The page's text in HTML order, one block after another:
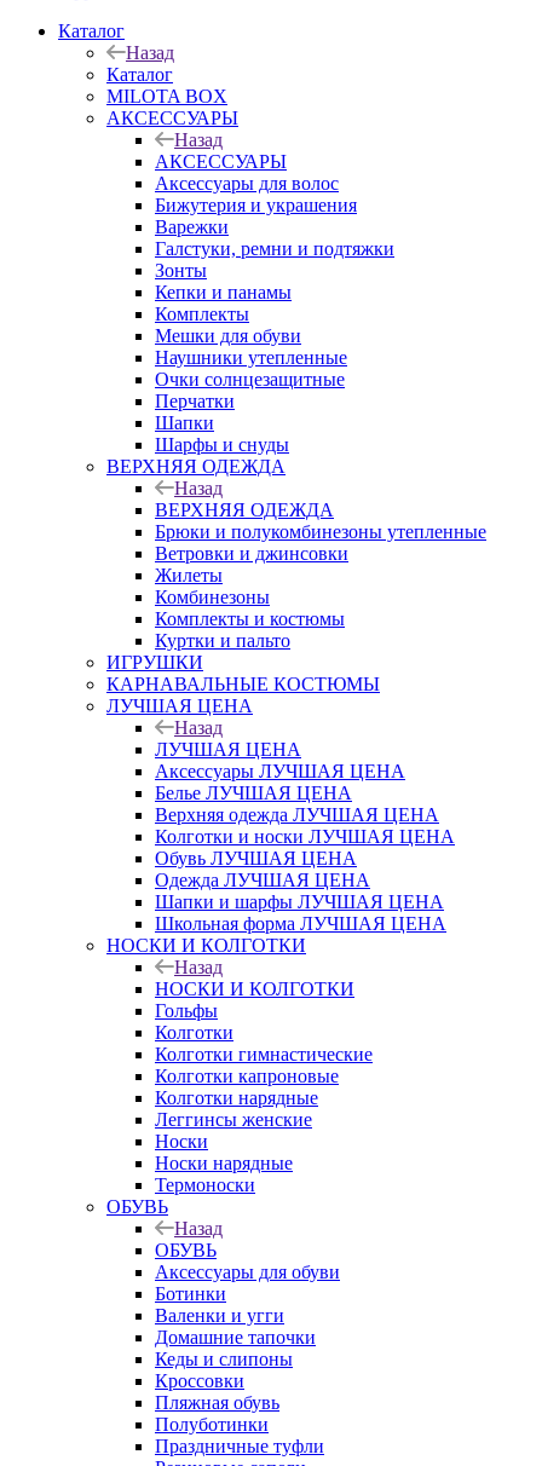
Каталог
Назад
Каталог
MILOTA BOX
АКСЕССУАРЫ
Назад
АКСЕССУАРЫ
Аксессуары для волос
Бижутерия и украшения
Варежки
Галстуки, ремни и подтяжки
Зонты
Кепки и панамы
Комплекты
Мешки для обуви
Наушники утепленные
Очки солнцезащитные
Перчатки
Шапки
Шарфы и снуды
ВЕРХНЯЯ ОДЕЖДА
Назад
ВЕРХНЯЯ ОДЕЖДА
Брюки и полукомбинезоны утепленные
Ветровки и джинсовки
Жилеты
Комбинезоны
Комплекты и костюмы
Куртки и пальто
ИГРУШКИ
КАРНАВАЛЬНЫЕ КОСТЮМЫ
ЛУЧШАЯ ЦЕНА
Назад
ЛУЧШАЯ ЦЕНА
Аксессуары ЛУЧШАЯ ЦЕНА
Белье ЛУЧШАЯ ЦЕНА
Верхняя одежда ЛУЧШАЯ ЦЕНА
Колготки и носки ЛУЧШАЯ ЦЕНА
Обувь ЛУЧШАЯ ЦЕНА
Одежда ЛУЧШАЯ ЦЕНА
Шапки и шарфы ЛУЧШАЯ ЦЕНА
Школьная форма ЛУЧШАЯ ЦЕНА
НОСКИ И КОЛГОТКИ
Назад
НОСКИ И КОЛГОТКИ
Гольфы
Колготки
Колготки гимнастические
Колготки капроновые
Колготки нарядные
Леггинсы женские
Носки
Носки нарядные
Термоноски
ОБУВЬ
Назад
ОБУВЬ
Аксессуары для обуви
Ботинки
Валенки и угги
Домашние тапочки
Кеды и слипоны
Кроссовки
Пляжная обувь
Полуботинки
Праздничные туфли